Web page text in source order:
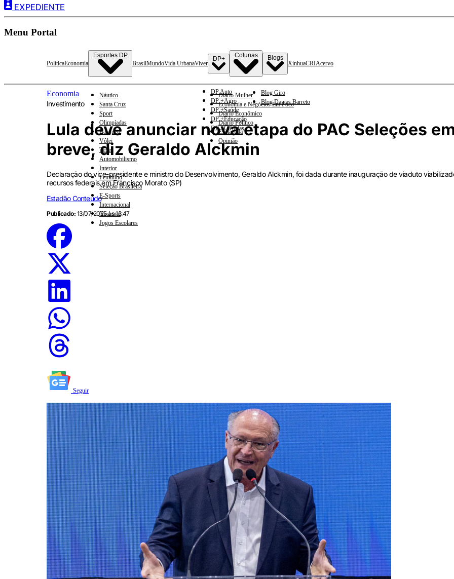
EXPEDIENTE
Menu Portal
PolíticaEconomia
Esportes DP
Náutico
Santa Cruz
Sport
Olimpíadas
Basquete
Vôlei
Tênis
Automobilismo
Interior
Feminino
Seleção Brasileira
E-Sports
Internacional
Nacional
Jogos Escolares
BrasilMundoVida UrbanaViver
DP+
DP Auto
DP +Agro
DP +Saúde
DP +Educação
DP +Ciências
Colunas
Diario Mulher
Economia e Negócios Em Foco
Diario Econômico
Diario Político
Esplanada
Opinião
Blogs
Blog Giro
Blog Dantas Barreto
XinhuaCRIAcervo
Economia
Investimento
Lula deve anunciar nova etapa do PAC Seleções
breve, diz Geraldo Alckmin
Declaração do vice-presidente e ministro do Desenvolvimento, Geraldo Alckmin, foi dada durante inauguração de viaduto
recursos federais em Francisco Morato (SP)
Estadão Conteúdo
Publicado: 13/07/2025 às 13:47
Seguir